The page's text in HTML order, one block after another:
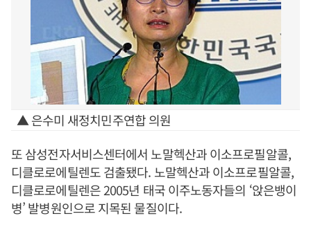
▲ 은수미 새정치민주연합 의원
또 삼성전자서비스센터에서 노말헥산과 이소프로필알콜,
디클로로에틸렌도 검출됐다. 노말헥산과 이소프로필알콜,
디클로로에틸렌은 2005년 태국 이주노동자들의 ‘앉은뱅이
병’ 발병원인으로 지목된 물질이다.